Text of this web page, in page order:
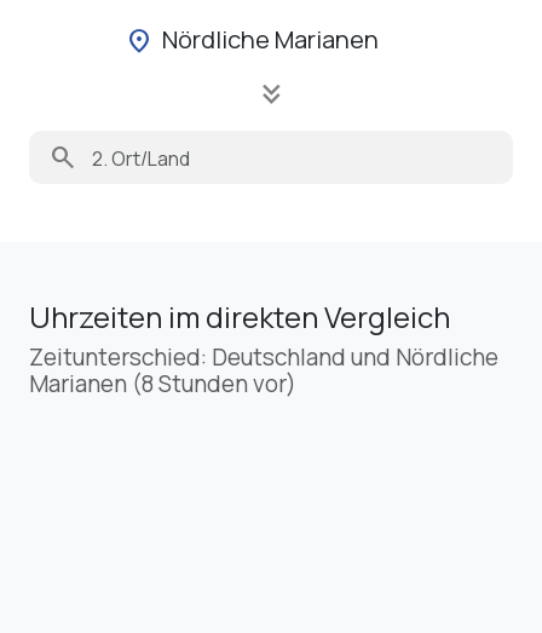
location_on Nördliche Marianen
keyboard_double_arrow_down
search
Uhrzeiten im direkten Vergleich
Zeitunterschied: Deutschland und Nördliche
Marianen (8 Stunden vor)